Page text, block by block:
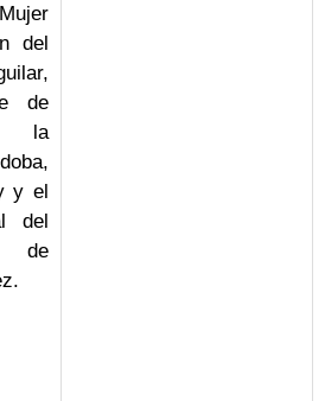
del
de
la
y el
del
de